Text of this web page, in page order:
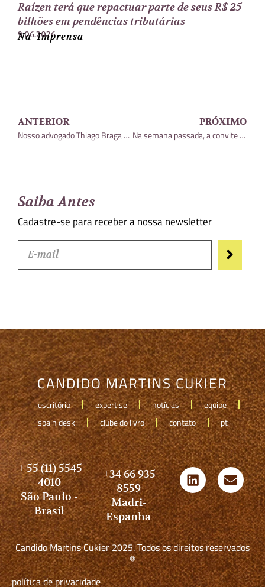
Raízen terá que repactuar parte de seus R$ 25
bilhões em pendências tributárias
9.06.2026
Na Imprensa
ANTERIOR
Nosso advogado Thiago Braga participou de matéria publicada na Revista Conjur
PRÓXIMO
Na semana passada, a convite da SWM, Alamy Candido participou de um bate-papo
Saiba Antes
Cadastre-se para receber a nossa newsletter
CANDIDO MARTINS CUKIER
escritório expertise notícias
equipe
spain desk
clube do livro contato pt
+ 55 (11) 5545
4010
São Paulo -
Brasil
+34 66 935
8559
Madri-
Espanha
Candido Martins Cukier 2025. Todos os direitos reservados
®
política de privacidade